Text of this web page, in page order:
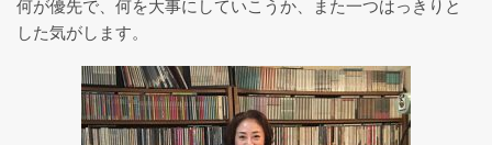
ストラティブヨガ指導者養成講座
養成講座 受講生の声
何が優先で、何を大事にしていこうか、また一つはっきりと
した気がします。